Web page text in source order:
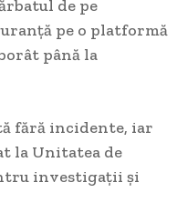
de pe
pe o platformă
până la
fără incidente, iar
la Unitatea de
investigații și